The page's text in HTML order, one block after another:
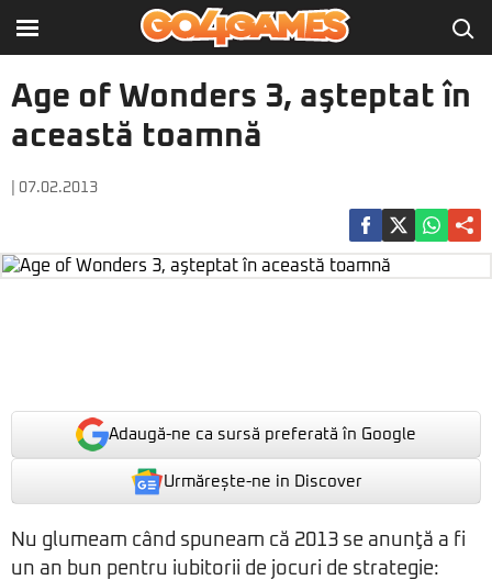
Age of Wonders 3, aşteptat în
această toamnă
| 07.02.2013
Adaugă-ne ca sursă preferată în Google
Urmărește-ne in Discover
Nu glumeam când spuneam că 2013 se anunţă a fi
un an bun pentru iubitorii de jocuri de strategie: